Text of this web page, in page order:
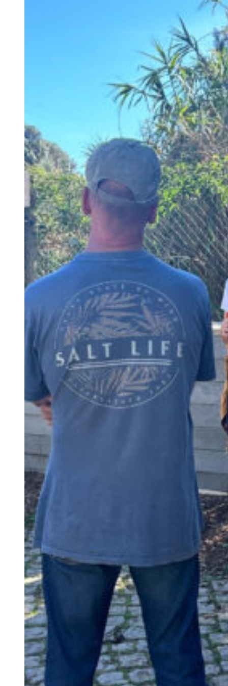
Experiências e Eventos
Discovery Kids Camp
Yoga e Fitness
Massagens
Atividades Outdoors
Rentals
Cultura
S.E.R
O Algarve
Trabalhe Connosco
Contacto